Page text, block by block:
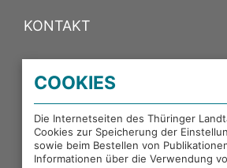
KONTAKT
PORTALE DES THÜRINGER
EXTERNE LINKS
COOKIES
Die Internetseiten des Thüringer
Cookies zur Speicherung der
sowie beim Bestellen von
Informationen über die Verwendung